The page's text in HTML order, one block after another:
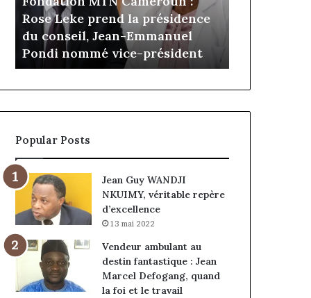
Cameroun
choix
de
sous
il y a 4 jours
Gaëtan Debuchy à la tête
d’Advans Cameroun : le choix
de la croissance sous discipline
client
conquête
des
Popular Posts
Jean Guy WANDJI
NKUIMY, véritable repère
d’excellence
13 mai 2022
Vendeur ambulant au
destin fantastique : Jean
Marcel Defogang, quand
la foi et le travail